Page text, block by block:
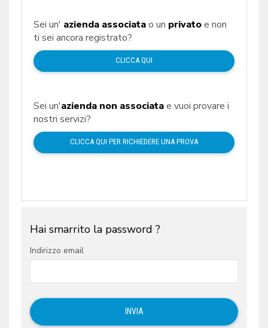
Sei un' azienda associatao un privatoe non
ti sei ancora registrato?
CLICCA QUI
Sei un'azienda non associatae vuoi provare i
nostri servizi?
CLICCA QUI PER RICHIEDERE UNA PROVA
Hai smarrito la password ?
Indirizzo email